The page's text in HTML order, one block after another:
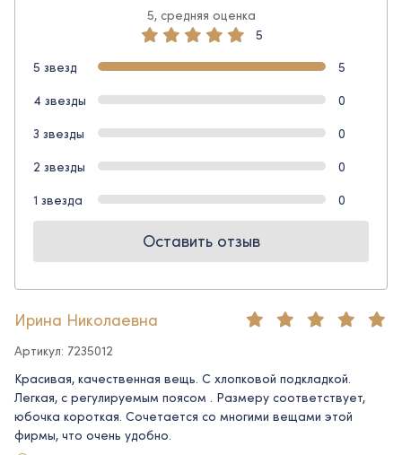
5, средняя оценка
5
5 звезд
5
4 звезды
0
3 звезды
0
2 звезды
0
1 звезда
0
Оставить отзыв
Ирина Николаевна
Артикул: 7235012
Красивая, качественная вещь. С хлопковой подкладкой.
Легкая, с регулируемым поясом . Размеру соответствует,
юбочка короткая. Сочетается со многими вещами этой
фирмы, что очень удобно.